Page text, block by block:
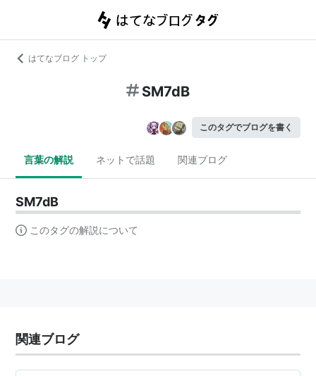
はてなブログ トップ
SM7dB
このタグでブログを書く
言葉の解説 ネットで話題 関連ブログ
SM7dB
このタグの解説について
関連ブログ